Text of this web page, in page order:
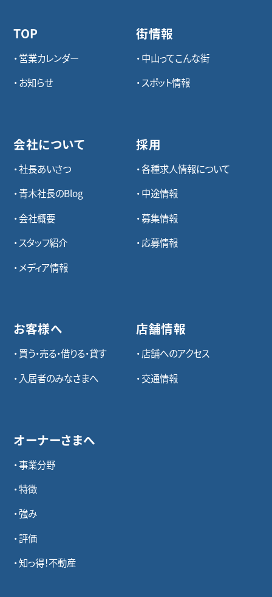
TOP
営業カレンダー
お知らせ
会社について
社長あいさつ
青木社長のBlog
会社概要
スタッフ紹介
メディア情報
お客様へ
買う・売る・借りる・貸す
入居者のみなさまへ
オーナーさまへ
事業分野
特徴
強み
評価
知っ得！不動産
街情報
中山ってこんな街
スポット情報
採用
各種求⼈情報について
中途情報
募集情報
応募情報
店舗情報
店舗へのアクセス
交通情報